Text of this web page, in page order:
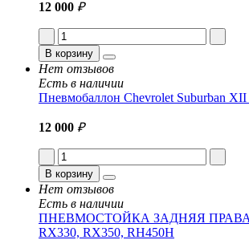
12 000 ₽
В корзину
Нет отзывов
Есть в наличии
Пневмобаллон Chevrolet Suburban
12 000 ₽
В корзину
Нет отзывов
Есть в наличии
ПНЕВМОСТОЙКА ЗАДНЯЯ ПРАВАЯ
RX330, RX350, RH450H